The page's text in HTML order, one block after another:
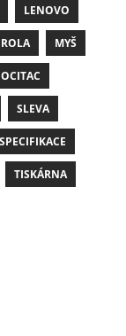
LENOVO
MYŠ
SLEVA
SPECIFIKACE
TISKÁRNA